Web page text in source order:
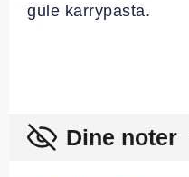
gule karrypasta.
Dine noter